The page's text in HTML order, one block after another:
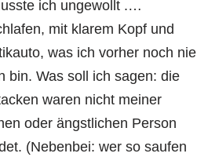
ich ungewollt .…
mit klarem Kopf und
was ich vorher noch nie
bin. Was soll ich sagen: die
waren nicht meiner
oder ängstlichen Person
(Nebenbei: wer so saufen